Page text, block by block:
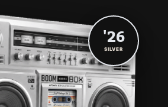
'26
SILVER